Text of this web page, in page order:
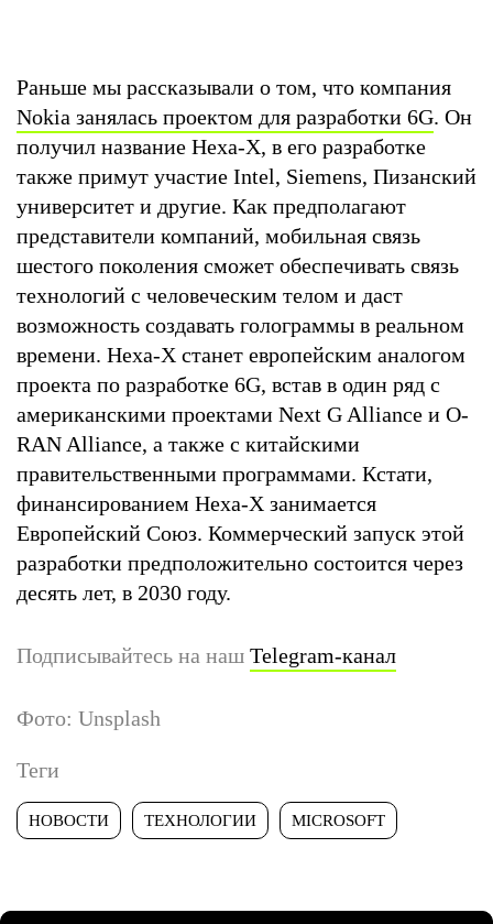
Раньше мы рассказывали о том, что компания
Nokia занялась проектом для разработки 6G. Он
получил название Неха-Х, в его разработке
также примут участие Intel, Siemens, Пизанский
университет и другие. Как предполагают
представители компаний, мобильная связь
шестого поколения сможет обеспечивать связь
технологий с человеческим телом и даст
возможность создавать голограммы в реальном
времени. Неха-Х станет европейским аналогом
проекта по разработке 6G, встав в один ряд с
американскими проектами Next G Alliance и O-
RAN Alliance, а также с китайскими
правительственными программами. Кстати,
финансированием Неха-Х занимается
Европейский Союз. Коммерческий запуск этой
разработки предположительно состоится через
десять лет, в 2030 году.
Подписывайтесь на наш Telegram-канал
Фото: Unsplash
Теги
НОВОСТИ ТЕХНОЛОГИИ MICROSOFT